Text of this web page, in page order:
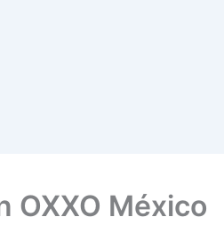
OXXO México